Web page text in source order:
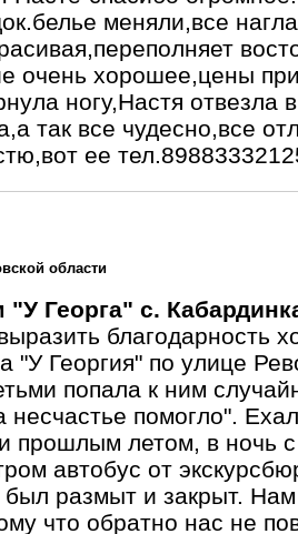
меняли,все
очень хорошее,цены
ногу,Настя отвезла
так все чудесно,все
ее
области
"У Георга" с.
благодарность
"У Георгия" по улице
попала к ним
несчастье помогло".
прошлым летом, в ночь
автобус от
был размыт и закрыт.
что обратно нас не